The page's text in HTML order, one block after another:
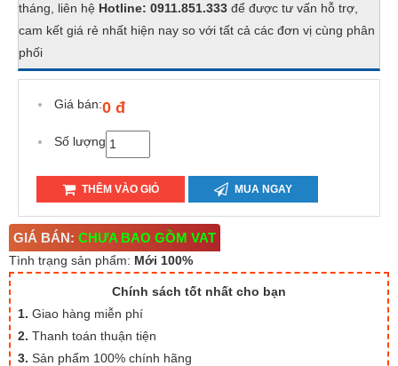
tháng, liên hệ Hotline: 0911.851.333 để được tư vấn hỗ trợ,
cam kết giá rẻ nhất hiện nay so với tất cả các đơn vị cùng phân
phối
Giá bán:0 đ
Số lượng
THÊM VÀO GIỎ MUA NGAY
GIÁ BÁN: CHƯA BAO GỒM VAT
Tình trạng sản phẩm: Mới 100%
Chính sách tốt nhất cho bạn
1. Giao hàng miễn phí
2. Thanh toán thuận tiện
3. Sản phẩm 100% chính hãng